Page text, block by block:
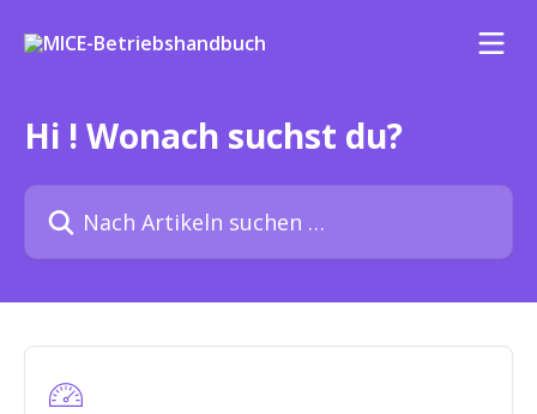
Hi ! Wonach suchst du?
Nach Artikeln suchen …